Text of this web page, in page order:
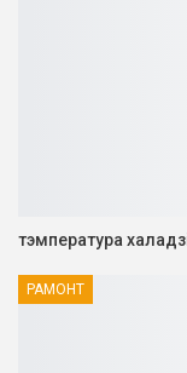
тэмпература
РАМОНТ